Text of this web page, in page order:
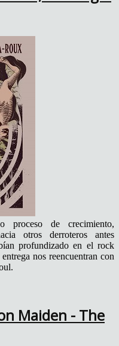
proceso de crecimiento,
otros derroteros antes
profundizado en el rock
nos reencuentran con
Maiden - The